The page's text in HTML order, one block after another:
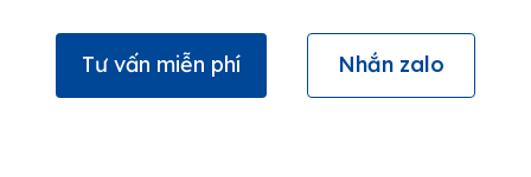
Tư vấn miễn phí Nhắn zalo